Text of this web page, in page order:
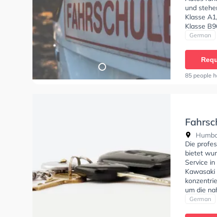
und
Klasse
Klasse
C1E,
Hilfe-
Sie
German
85 people
Die
bietet
Service
um die
German